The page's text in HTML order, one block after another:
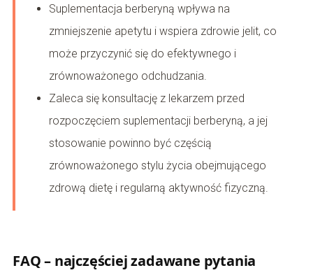
Suplementacja berberyną wpływa na
zmniejszenie apetytu i wspiera zdrowie jelit, co
może przyczynić się do efektywnego i
zrównoważonego odchudzania.
Zaleca się konsultację z lekarzem przed
rozpoczęciem suplementacji berberyną, a jej
stosowanie powinno być częścią
zrównoważonego stylu życia obejmującego
zdrową dietę i regularną aktywność fizyczną.
FAQ – najczęściej zadawane pytania